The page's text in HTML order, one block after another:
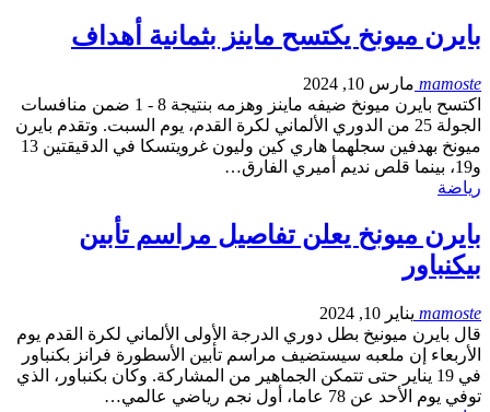
بايرن ميونخ يكتسح ماينز بثمانية أهداف
mamoste مارس 10, 2024
اكتسح بايرن ميونخ ضيفه ماينز وهزمه بنتيجة 8 - 1 ضمن منافسات
الجولة 25 من الدوري الألماني لكرة القدم، يوم السبت. وتقدم بايرن
ميونخ بهدفين سجلهما هاري كين وليون غرويتسكا في الدقيقتين 13
و19، بينما قلص نديم أميري الفارق…
رياضة
بايرن ميونخ يعلن تفاصيل مراسم تأبين
بيكنباور
mamoste يناير 10, 2024
قال بايرن ميونيخ بطل دوري الدرجة الأولى الألماني لكرة القدم يوم
الأربعاء إن ملعبه سيستضيف مراسم تأبين الأسطورة فرانز بكنباور
في 19 يناير حتى تتمكن الجماهير من المشاركة. وكان بكنباور، الذي
توفي يوم الأحد عن 78 عاما، أول نجم رياضي عالمي…